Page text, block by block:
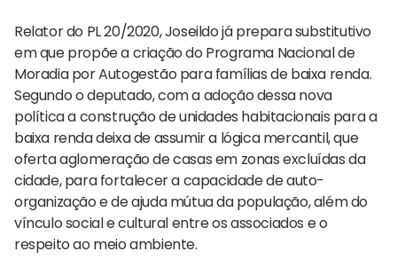
Relator do PL 20/2020, Joseildo já prepara substitutivo
em que propõe a criação do Programa Nacional de
Moradia por Autogestão para famílias de baixa renda.
Segundo o deputado, com a adoção dessa nova
política a construção de unidades habitacionais para a
baixa renda deixa de assumir a lógica mercantil, que
oferta aglomeração de casas em zonas excluídas da
cidade, para fortalecer a capacidade de auto-
organização e de ajuda mútua da população, além do
vínculo social e cultural entre os associados e o
respeito ao meio ambiente.